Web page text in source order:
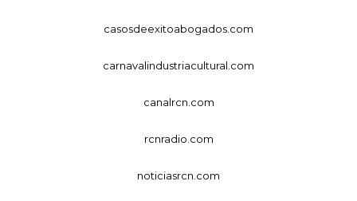
casosdeexitoabogados.com
carnavalindustriacultural.com
canalrcn.com
rcnradio.com
noticiasrcn.com